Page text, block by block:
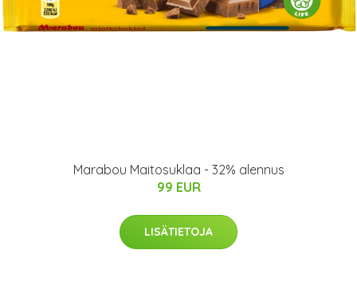
Marabou Maitosuklaa - 32% alennus
99 EUR
LISÄTIETOJA